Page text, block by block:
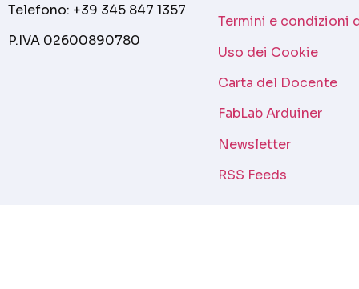
Telefono: +39 345 847 1357
P.IVA 02600890780
Termini e condizioni
Uso dei Cookie
Carta del Docente
FabLab Arduiner
Newsletter
RSS Feeds